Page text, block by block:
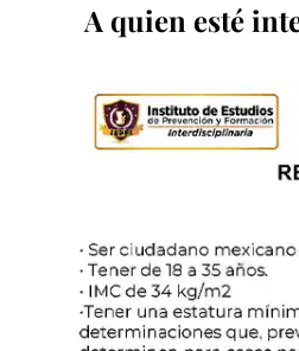
A quien esté